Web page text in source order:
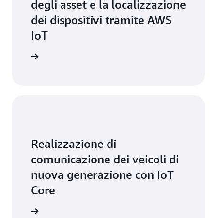
degli asset e la localizzazione
dei dispositivi tramite AWS
IoT
Realizzazione di
comunicazione dei veicoli di
nuova generazione con IoT
Core